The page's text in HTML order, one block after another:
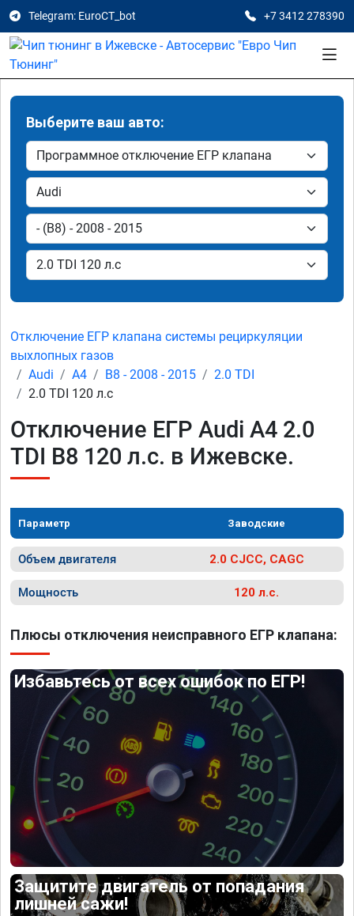
Telegram: EuroCT_bot +7 3412 278390
Выберите ваш авто:
Отключение ЕГР клапана системы рециркуляции
выхлопных газов
Audi
A4 B8 - 2008 - 2015
2.0 TDI
2.0 TDI 120 л.с
Отключение ЕГР Audi A4 2.0
TDI B8 120 л.с. в Ижевске.
Параметр Заводские
Объем двигателя 2.0 CJCC, CAGC
Мощность 120 л.с.
Плюсы отключения неисправного ЕГР клапана:
Избавьтесь от всех ошибок по ЕГР!
Защитите двигатель от попадания
лишней сажи!